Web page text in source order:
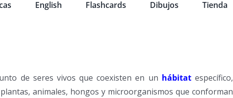
English Flashcards Dibujos Tienda
de seres vivos que coexisten en un hábitatespecífico,
animales, hongos y microorganismos que conforman